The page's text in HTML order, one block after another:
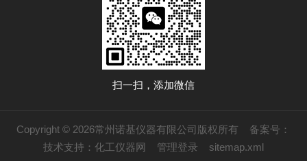
扫一扫，添加微信
Copyright © 2026常州诺基仪器有限公司版权所有 备案号：
技术支持： 化工仪器网 管理登录 sitemap.xml